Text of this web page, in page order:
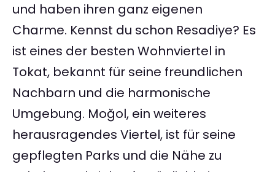
und haben ihren ganz eigenen
Charme. Kennst du schon Resadiye? Es
ist eines der besten Wohnviertel in
Tokat, bekannt für seine freundlichen
Nachbarn und die harmonische
Umgebung. Moğol, ein weiteres
herausragendes Viertel, ist für seine
gepflegten Parks und die Nähe zu